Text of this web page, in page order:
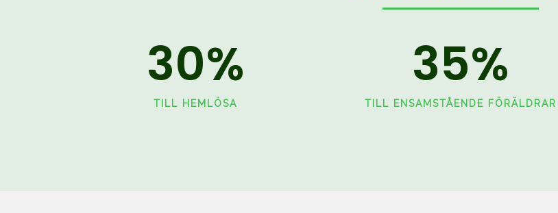
30%
TILL HEMLÖSA
35%
TILL ENSAMSTÅENDE FÖRÄLDRAR